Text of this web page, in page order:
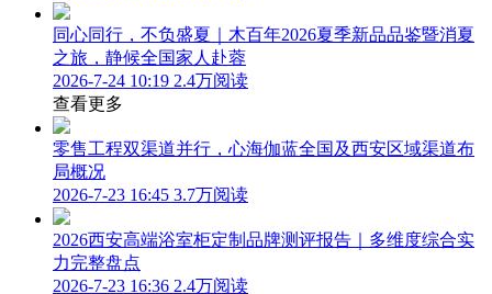
同心同行，不负盛夏｜木百年2026夏季新品品鉴暨消夏
之旅，静候全国家人赴蓉
2026-7-24 10:19 2.4万阅读
查看更多
零售工程双渠道并行，心海伽蓝全国及西安区域渠道布
局概况
2026-7-23 16:45 3.7万阅读
2026西安高端浴室柜定制品牌测评报告｜多维度综合实
力完整盘点
2026-7-23 16:36 2.4万阅读